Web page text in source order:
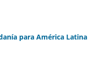
para América Latina